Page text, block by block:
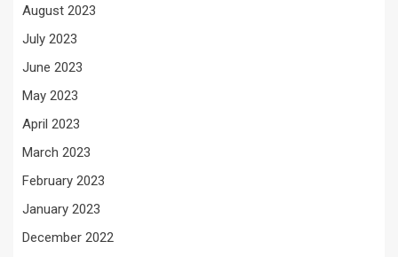
August 2023
July 2023
June 2023
May 2023
April 2023
March 2023
February 2023
January 2023
December 2022